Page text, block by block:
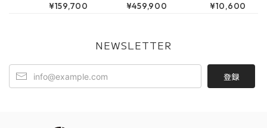
色 薄い水色 ミ
¥159,700
て込）六通柄 柿
紋様 4RK30325
¥459,900
ブーゲンビリア
¥10,600
NEWSLETTER
登録